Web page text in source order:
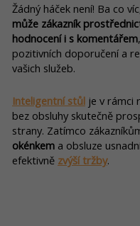
Žádný háček není! Ba co
může zákazník
hodnocení i s komentářem
pozitivních doporučení a
vašich služeb.
Inteligentní stůl je v rámci
bez obsluhy skutečně
strany. Zatímco
okénkem a obsluze
efektivně zvýší tržby.